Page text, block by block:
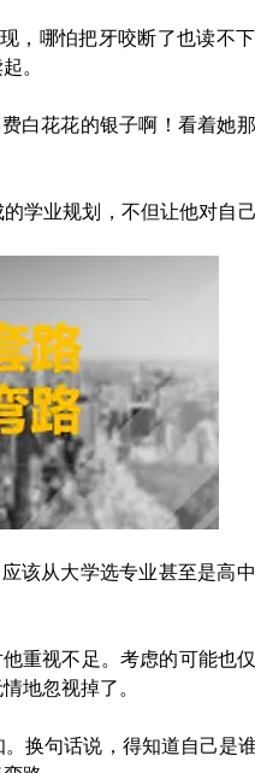
，哪怕把牙咬断了也读不
。
白花花的银子啊！看着她
学业规划，不但让他对自
该从大学选专业甚至是高
重视不足。考虑的可能也
地忽视掉了。
换句话说，得知道自己是